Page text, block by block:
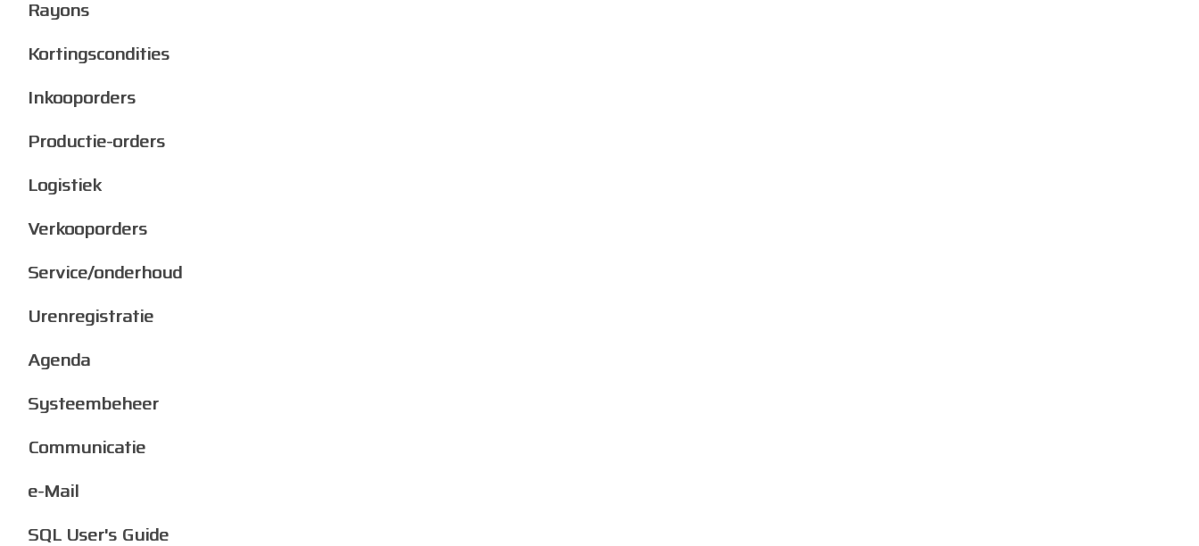
Rayons
Kortingscondities
Inkooporders
Productie-orders
Logistiek
Verkooporders
Service/onderhoud
Urenregistratie
Agenda
Systeembeheer
Communicatie
e-Mail
SQL User's Guide